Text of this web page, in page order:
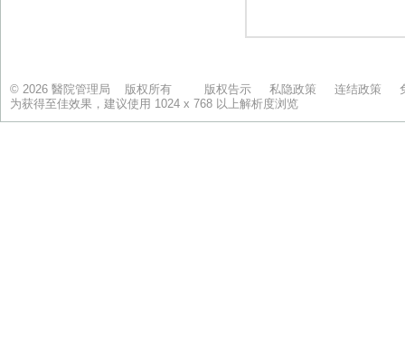
© 2026 醫院管理局 版权所有 版权告示 私隐政策 连结政策
为获得至佳效果，建议使用 1024 x 768 以上解析度浏览